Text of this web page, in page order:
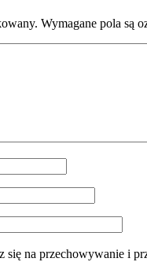
Wymagane pola są
się na przechowywanie i